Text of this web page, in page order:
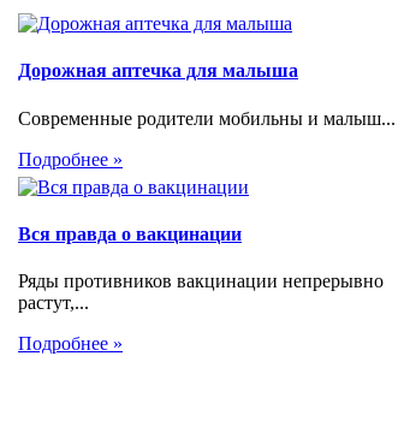
Дорожная аптечка для малыша
Современные родители мобильны и малыш...
Подробнее »
Вся правда о вакцинации
Ряды противников вакцинации непрерывно
растут,...
Подробнее »